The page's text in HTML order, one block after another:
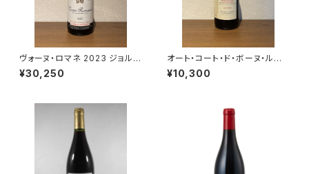
ヴォーヌ・ロマネ 2023 ジョルジ
ュ・ノエラ 赤ワイン フランス ブ
ルゴーニュ 750ml
¥30,250
オート・コート・ド・ボーヌ・ルー
ジュ レ・コテ 2022 ドメーヌ・
ド・カシオペ 赤ワイン ブルゴー
¥10,300